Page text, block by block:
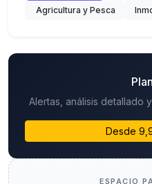
Agricultura y Pesca
Alertas, análisis detallado
Desde
ESPACIO